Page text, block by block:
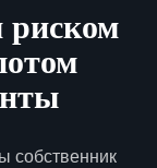
риском
собственник